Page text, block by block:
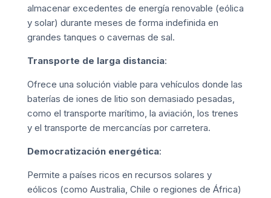
almacenar excedentes de energía renovable (eólica
y solar) durante meses de forma indefinida en
grandes tanques o cavernas de sal.
Transporte de larga distancia:
Ofrece una solución viable para vehículos donde las
baterías de iones de litio son demasiado pesadas,
como el transporte marítimo, la aviación, los trenes
y el transporte de mercancías por carretera.
Democratización energética:
Permite a países ricos en recursos solares y
eólicos (como Australia, Chile o regiones de África)